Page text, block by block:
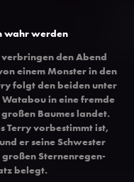
wahr werden
den Abend
einem Monster in den
folgt den beiden unter
in eine fremde
Baumes landet.
Terry vorbestimmt ist,
er seine Schwester
Sternenregen-
belegt.